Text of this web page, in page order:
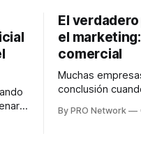
El
el
comercial
Muchas
conclusión
marketing no
By PRO Network